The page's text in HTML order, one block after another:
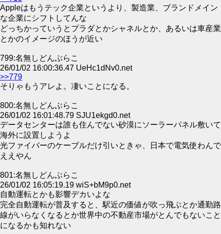
Appleはもうテック企業というより、製造業、ブランドメイン
な企業にシフトしてんな
どっちかっていうとプラダとかシャネルとか、あるいは車産業
とかのイメージのほうが近い
799:名無しどんぶらこ
26/01/02 16:00:36.47 UeHc1dNv0.net
>>779
そりゃもうアレよ。凄いことになる。
800:名無しどんぶらこ
26/01/02 16:01:48.79 SJU1ekgd0.net
データセンターは誰も住んでない砂漠にソーラーパネル敷いて
海外に設置しようよ
光ファイバーのケーブルだけ引いときゃ、日本で電気使わんで
ええやん
801:名無しどんぶらこ
26/01/02 16:05:19.19 wiS+bM9p0.net
自動運転とかも影響デカいよな
完全自動運転が普及すると、駅近の価値が吹っ飛ぶとか通勤路
線がいらなくなるとか世界中の不動産市場がとんでもないこと
になるかも知れない